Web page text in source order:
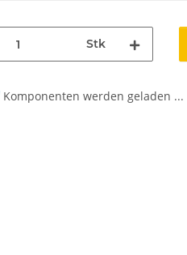
Stk
Komponenten werden geladen ...